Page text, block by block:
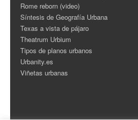
Rome reborn (video)
Síntesis de Geografía Urbana
Texas a vista de pájaro
Theatrum Urbium
Tipos de planos urbanos
Urbanity.es
Viñetas urbanas